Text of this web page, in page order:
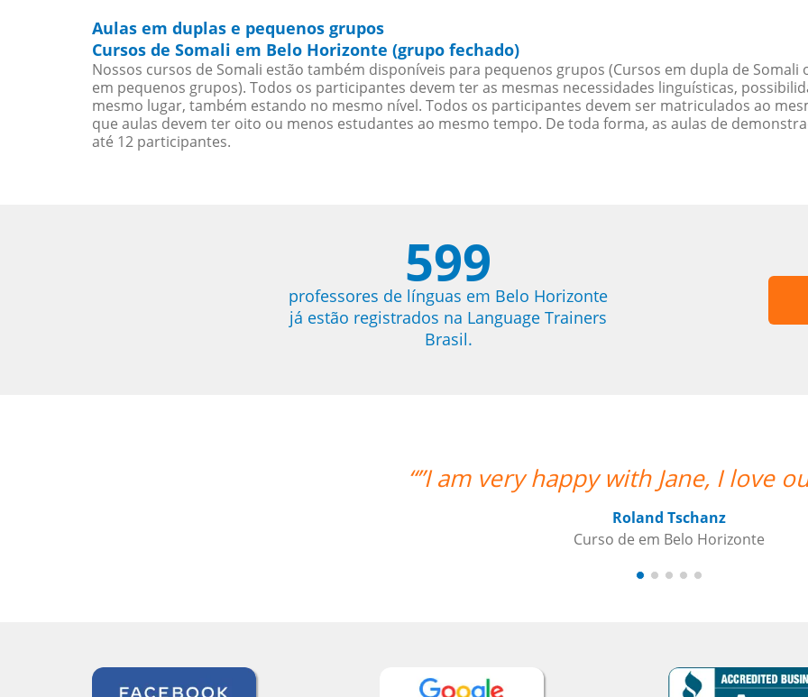
Aulas em duplas e pequenos grupos
Cursos de Somali em Belo Horizonte (grupo fechado)
Nossos cursos de Somali estão também disponíveis para pequenos grupos (Cursos em dupla de
em pequenos grupos). Todos os participantes devem ter as mesmas necessidades linguísticas,
mesmo lugar, também estando no mesmo nível. Todos os participantes devem ser matriculados ao
que aulas devem ter oito ou menos estudantes ao mesmo tempo. De toda forma, as aulas de
até 12 participantes.
599
professores de línguas em Belo Horizonte
já estão registrados na Language Trainers
Brasil.
“”I am very happy with Jane, I love our lessons.””